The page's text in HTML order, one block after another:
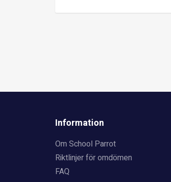
Information
Om School Parrot
Riktlinjer för omdömen
FAQ